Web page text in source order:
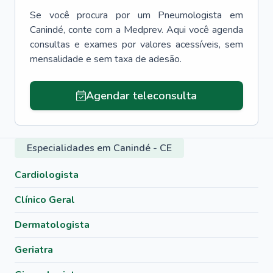
Se você procura por um Pneumologista
em
Canindé, conte com a Medprev. Aqui você agenda
consultas e exames por valores acessíveis, sem
mensalidade e sem taxa de adesão.
Agendar teleconsulta
Especialidades em Canindé - CE
Cardiologista
Clínico Geral
Dermatologista
Geriatra